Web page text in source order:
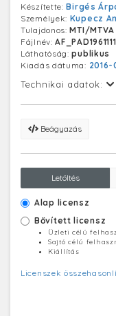
Készítette:Birgés
Személyek: Kupecz
Tulajdonos:MTI/MTVA
Fájlnév:
Láthatóság:publikus
Kiadás dátuma:
Technikai adatok:
Beágyazás
Letöltés
Alap licensz
Bővített licensz
Üzleti célú
Sajtó célú
Kiállítás
Licenszek